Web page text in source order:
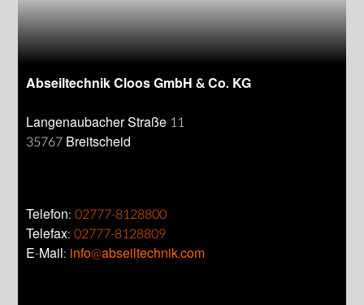
Abseiltechnik Cloos GmbH & Co. KG
Langenaubacher Straße 11
35767 Breitscheid
Telefon:02777-8128800
Telefax:02777-8128809
E-Mail: info@abseiltechnik.com